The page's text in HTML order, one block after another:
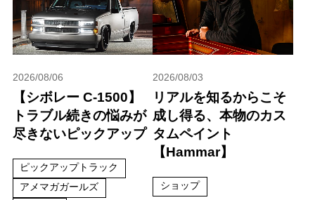
2026/08/06
【シボレー C-1500】
トラブル続きの悩みが
尽きないピックアップ
ピックアップトラック
アメマガガールズ
2026/08/03
リアルを知るからこそ
成し得る、本物のカス
タムペイント
【Hammar】
ショップ